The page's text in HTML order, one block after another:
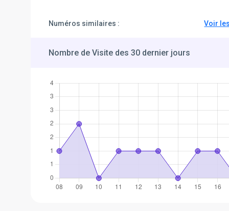
Numéros similaires : Voir
Nombre de Visite des 30 dernier jours